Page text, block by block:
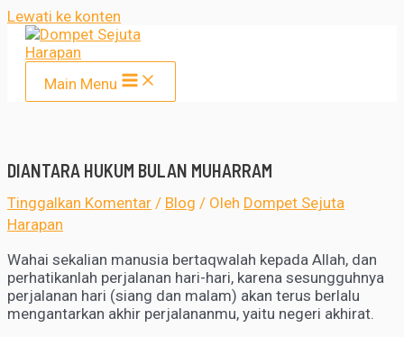
Lewati ke konten
Main Menu
DIANTARA HUKUM BULAN MUHARRAM
Tinggalkan Komentar / Blog / Oleh Dompet Sejuta
Harapan
Wahai sekalian manusia bertaqwalah kepada Allah, dan
perhatikanlah perjalanan hari-hari, karena sesungguhnya
perjalanan hari (siang dan malam) akan terus berlalu
mengantarkan akhir perjalananmu, yaitu negeri akhirat.